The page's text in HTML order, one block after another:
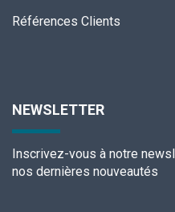
Références Clients
NEWSLETTER
Inscrivez-vous à notre
nos dernières nouveautés